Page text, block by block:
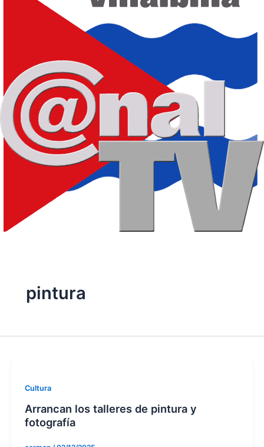
pintura
Cultura
Arrancan los talleres de pintura y
fotografía